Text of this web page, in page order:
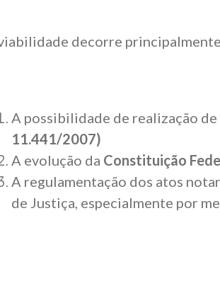
decorre
A possibilidade de realização
11.441/2007)
A evolução da Constituição
A regulamentação dos atos
de Justiça, especialmente por